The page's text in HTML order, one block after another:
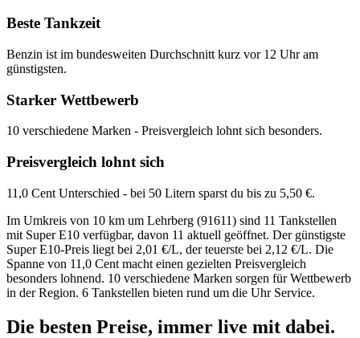
Beste Tankzeit
Benzin ist im bundesweiten Durchschnitt kurz vor 12 Uhr am
günstigsten.
Starker Wettbewerb
10 verschiedene Marken - Preisvergleich lohnt sich besonders.
Preisvergleich lohnt sich
11,0 Cent Unterschied - bei 50 Litern sparst du bis zu 5,50 €.
Im Umkreis von 10 km um Lehrberg (91611) sind 11 Tankstellen
mit Super E10 verfügbar, davon 11 aktuell geöffnet. Der günstigste
Super E10-Preis liegt bei 2,01 €/L, der teuerste bei 2,12 €/L. Die
Spanne von 11,0 Cent macht einen gezielten Preisvergleich
besonders lohnend. 10 verschiedene Marken sorgen für Wettbewerb
in der Region. 6 Tankstellen bieten rund um die Uhr Service.
Die besten Preise, immer live mit dabei.